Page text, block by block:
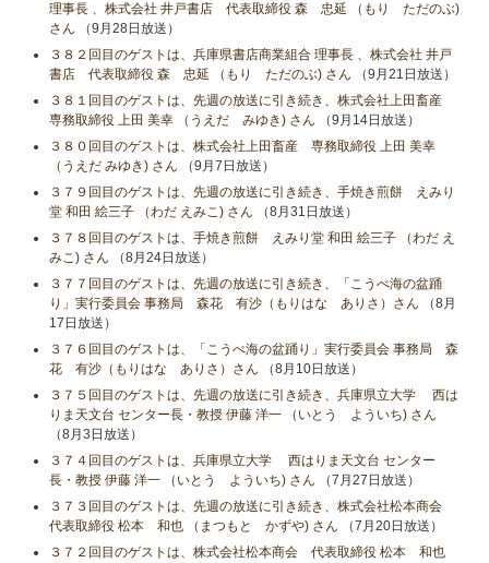
理事長 、株式会社 井戸書店 代表取締役 森 忠延 （もり ただのぶ)
さん （9月28日放送）
３８２回目のゲストは、兵庫県書店商業組合 理事長 、株式会社 井戸
書店 代表取締役 森 忠延 （もり ただのぶ) さん （9月21日放送）
３８１回目のゲストは、先週の放送に引き続き、株式会社上田畜産
専務取締役 上田 美幸 （うえだ みゆき) さん （9月14日放送）
３８０回目のゲストは、株式会社上田畜産 専務取締役 上田 美幸
（うえだ みゆき) さん （9月7日放送）
３７９回目のゲストは、先週の放送に引き続き、手焼き煎餅 えみり
堂 和田 絵三子 （わだ えみこ) さん （8月31日放送）
３７８回目のゲストは、手焼き煎餅 えみり堂 和田 絵三子 （わだ え
みこ) さん （8月24日放送）
３７７回目のゲストは、先週の放送に引き続き、「こうべ海の盆踊
り」実行委員会 事務局 森花 有沙（もりはな ありさ）さん （8月
17日放送）
３７６回目のゲストは、「こうべ海の盆踊り」実行委員会 事務局 森
花 有沙（もりはな ありさ）さん （8月10日放送）
３７５回目のゲストは、先週の放送に引き続き、兵庫県立大学 西は
りま天文台 センター長・教授 伊藤 洋一 （いとう よういち) さん
（8月3日放送）
３７４回目のゲストは、兵庫県立大学 西はりま天文台 センター
長・教授 伊藤 洋一 （いとう よういち) さん （7月27日放送）
３７３回目のゲストは、先週の放送に引き続き、株式会社松本商会
代表取締役 松本 和也 （まつもと かずや) さん （7月20日放送）
３７２回目のゲストは、株式会社松本商会 代表取締役 松本 和也